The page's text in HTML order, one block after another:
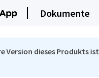
Dokumente
Version dieses Produkts ist